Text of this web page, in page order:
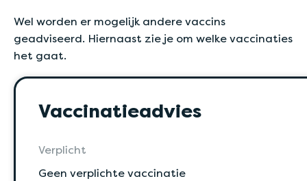
Wel worden er mogelijk andere vaccins
geadviseerd. Hiernaast zie je om welke vaccinaties
het gaat.
Vaccinatieadvies
Verplicht
Geen verplichte vaccinatie